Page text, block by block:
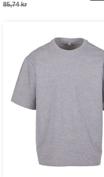
85,74 kr